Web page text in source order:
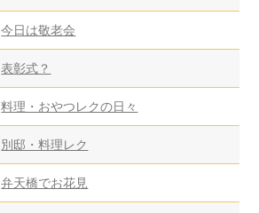
今日は敬老会
表彰式？
料理・おやつレクの日々
別邸・料理レク
弁天橋でお花見